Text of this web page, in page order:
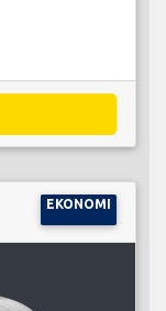
EKONOMI